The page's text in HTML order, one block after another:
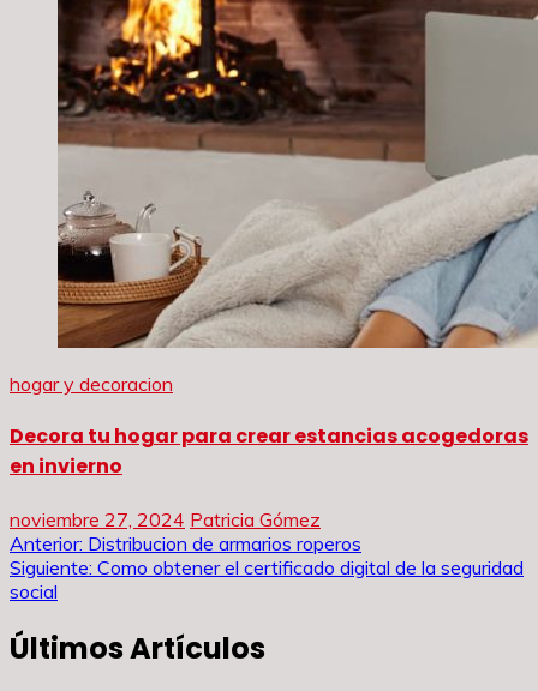
hogar y decoracion
Decora tu hogar para crear estancias acogedoras
en invierno
noviembre 27, 2024 Patricia Gómez
Navegación
de
entradas
Anterior: Distribucion de armarios roperos
Siguiente: Como obtener el certificado digital de la seguridad
social
Últimos Artículos